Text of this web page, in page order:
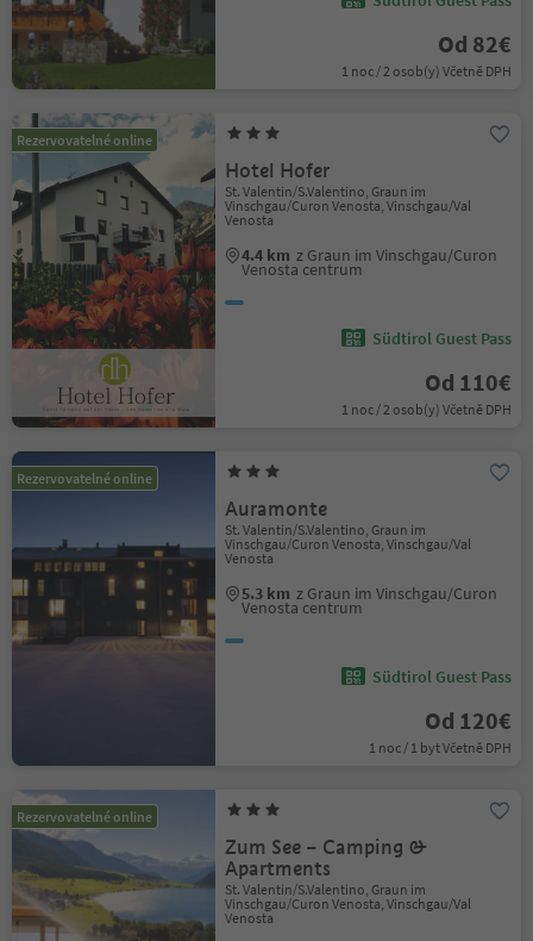
Od 82€
1 noc / 2 osob(y) Včetně DPH
Rezervovatelné online
Hotel Hofer
St. Valentin/S.Valentino, Graun im
Vinschgau/Curon Venosta, Vinschgau/Val
Venosta
4.4 km z Graun im Vinschgau/Curon
Venosta centrum
Südtirol Guest Pass
Od 110€
1 noc / 2 osob(y) Včetně DPH
Rezervovatelné online
Auramonte
St. Valentin/S.Valentino, Graun im
Vinschgau/Curon Venosta, Vinschgau/Val
Venosta
5.3 km z Graun im Vinschgau/Curon
Venosta centrum
Südtirol Guest Pass
Od 120€
1 noc / 1 byt Včetně DPH
Rezervovatelné online
Zum See – Camping &
Apartments
St. Valentin/S.Valentino, Graun im
Vinschgau/Curon Venosta, Vinschgau/Val
Venosta